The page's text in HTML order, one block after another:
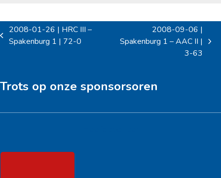
previous
2008-01-26 | HRC III –
Spakenburg 1 | 72-0
next
2008-09-06 |
Spakenburg 1 – AAC II |
3-63
Trots op onze sponsorsoren